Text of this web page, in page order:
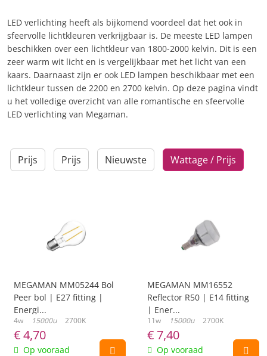
LED verlichting heeft als bijkomend voordeel dat het ook in
sfeervolle lichtkleuren verkrijgbaar is. De meeste LED lampen
beschikken over een lichtkleur van 1800-2000 kelvin. Dit is een
zeer warm wit licht en is vergelijkbaar met het licht van een
kaars. Daarnaast zijn er ook LED lampen beschikbaar met een
lichtkleur tussen de 2200 en 2700 kelvin. Op deze pagina vindt
u het volledige overzicht van alle romantische en sfeervolle
LED verlichting van Megaman.
Prijs Prijs Nieuwste Wattage / Prijs
MEGAMAN MM05244 Bol
Peer bol | E27 fitting |
Energi...
4w 15000u 2700K
€4,70
Op vooraad
MEGAMAN MM16552
Reflector R50 | E14 fitting
| Ener...
11w 15000u 2700K
€ 7,40
Op vooraad